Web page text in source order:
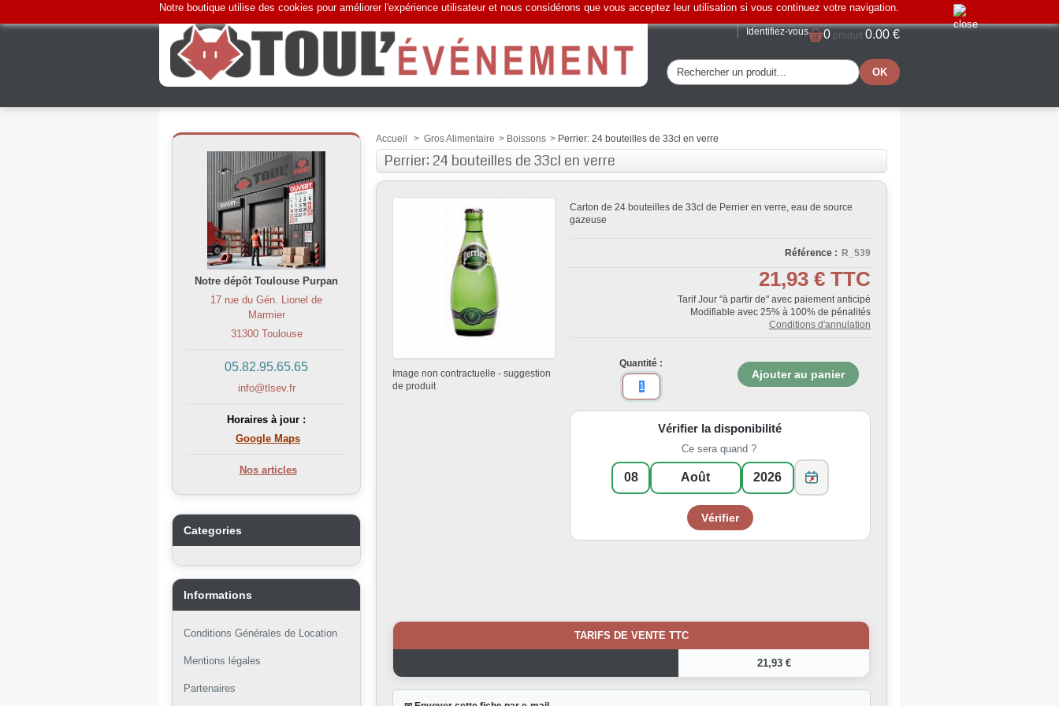
Identifiez-vous 0 produit 0.00 €
Notre boutique utilise des cookies pour améliorer l'expérience utilisateur et nous considérons que vous acceptez leur utilisation si vous continuez votre navigation.
Notre dépôt Toulouse Purpan
17 rue du Gén. Lionel de
Marmier
31300 Toulouse
05.82.95.65.65
info@tlsev.fr
Horaires à jour :
Google Maps
Nos articles
Categories
Informations
Conditions Générales de Location
Mentions légales
Partenaires
Accueil > Gros Alimentaire > Boissons > Perrier: 24 bouteilles de 33cl en verre
Perrier: 24 bouteilles de 33cl en verre
Image non contractuelle - suggestion
de produit
Carton de 24 bouteilles de 33cl de Perrier en verre, eau de source
gazeuse
Référence : R_539
21,93 € TTC
Tarif Jour "à partir de" avec paiement anticipé
Modifiable avec 25% à 100% de pénalités
Conditions d'annulation
Quantité :
Vérifier la disponibilité
Ce sera quand ?
TARIFS DE VENTE TTC
21,93 €